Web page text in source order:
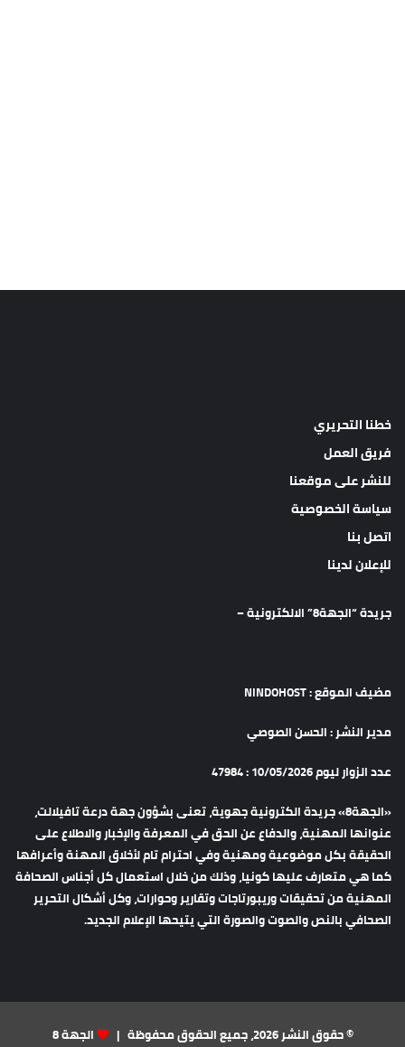
خطنا التحريري
فريق العمل
للنشر على موقعنا
سياسة الخصوصية
اتصل بنا
للإعلان لدينا
جريدة “الجهة8” الالكترونية –
مضيف الموقع : NINDOHOST
مدير النشر : الحسن الصوصي
عدد الزوار ليوم 10/05/2026 : 47984
«الجهة8» جريدة الكترونية جهوية، تعنى بشؤون جهة درعة تافيلالت،
عنوانها المهنية، والدفاع عن الحق في المعرفة والإخبار والاطلاع على
الحقيقة بكل موضوعية ومهنية وفي احترام تام لأخلاق المهنة وأعرافها
كما هي متعارف عليها كونيا، وذلك من خلال استعمال كل أجناس الصحافة
المهنية من تحقيقات وريبورتاجات وتقارير وحوارات، وكل أشكال التحرير
الصحافي بالنص والصوت والصورة التي يتيحها الإعلام الجديد.
© حقوق النشر 2026، جميع الحقوق محفوظة | الجهة 8